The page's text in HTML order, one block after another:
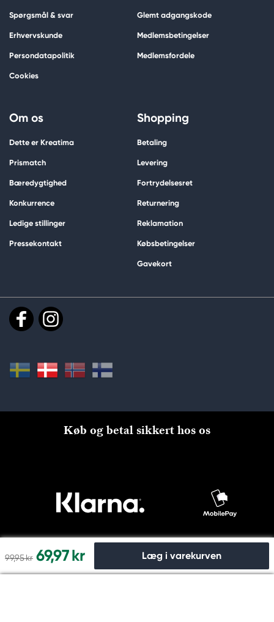
99,95 kr 69,97 kr Læg i varekurven
Spørgsmål & svar
Erhvervskunde
Persondatapolitik
Cookies
Glemt adgangskode
Medlemsbetingelser
Medlemsfordele
Om os
Dette er Kreatima
Prismatch
Bæredygtighed
Konkurrence
Ledige stillinger
Pressekontakt
Shopping
Betaling
Levering
Fortrydelsesret
Returnering
Reklamation
Købsbetingelser
Gavekort
Køb og betal sikkert hos os